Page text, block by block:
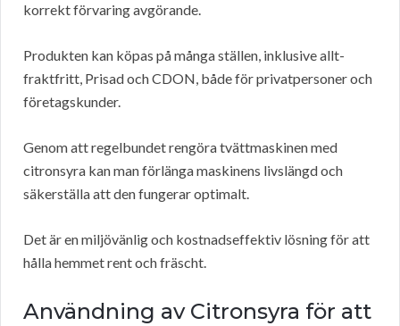
korrekt förvaring avgörande.
Produkten kan köpas på många ställen, inklusive allt-
fraktfritt, Prisad och CDON, både för privatpersoner och
företagskunder.
Genom att regelbundet rengöra tvättmaskinen med
citronsyra kan man förlänga maskinens livslängd och
säkerställa att den fungerar optimalt.
Det är en miljövänlig och kostnadseffektiv lösning för att
hålla hemmet rent och fräscht.
Användning av Citronsyra för att